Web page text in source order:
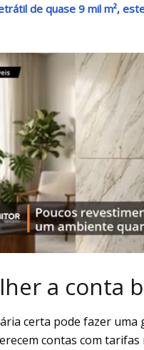
de quase 9 mil m²,
a conta
certa pode fazer
contas com